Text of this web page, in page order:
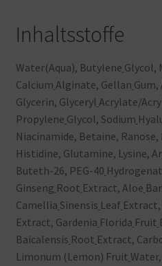
Inhaltsstoffe
Water(Aqua), Butylene Glycol,
Calcium Alginate, Gellan Gum,
Glycerin, Glyceryl Acrylate/
Propylene Glycol, Sodium
Niacinamide, Betaine,
Histidine, Glutamine, Lysine,
Buteth-26, PEG-40
Ginseng Root Extract, Aloe
Camellia Sinensis Leaf Extract,
Extract, Gardenia Florida Fruit
Baicalensis Root Extract,
Limonum (Lemon) Fruit